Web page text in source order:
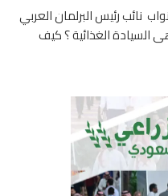
نائب رئيس البرلمان العربي
السيادة الغذائية ؟ كيف